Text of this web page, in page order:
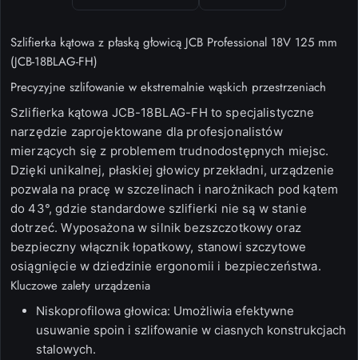
Szlifierka kątowa z płaską głowicą JCB Professional 18V 125 mm
(JCB-18BLAG-FH)
Precyzyjne szlifowanie w ekstremalnie wąskich przestrzeniach
Szlifierka kątowa JCB-18BLAG-FH to specjalistyczne
narzędzie zaprojektowane dla profesjonalistów
mierzących się z problemem trudnodostępnych miejsc.
Dzięki unikalnej, płaskiej głowicy przekładni, urządzenie
pozwala na pracę w szczelinach i narożnikach pod kątem
do 43°, gdzie standardowe szlifierki nie są w stanie
dotrzeć. Wyposażona w silnik bezszczotkowy oraz
bezpieczny włącznik łopatkowy, stanowi szczytowe
osiągnięcie w dziedzinie ergonomii i bezpieczeństwa.
Kluczowe zalety urządzenia
Niskoprofilowa głowica: Umożliwia efektywne
usuwanie spoin i szlifowanie w ciasnych konstrukcjach
stalowych.